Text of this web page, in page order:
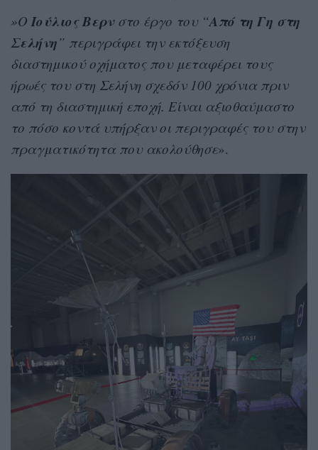
»Ο Ιούλιος Βερνστο έργο του “Aπό τη Γη στη
Σελήνη” περιγράφει την εκτόξευση
διαστημικού οχήματος που μεταφέρει τους
ήρωές του στη Σελήνη σχεδόν 100 χρόνια πριν
από τη διαστημική εποχή. Είναι αξιοθαύμαστο
το πόσο κοντά υπήρξαν οι περιγραφές του στην
πραγματικότητα που ακολούθησε».